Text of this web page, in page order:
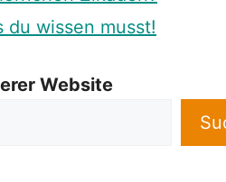
du wissen musst!
Website